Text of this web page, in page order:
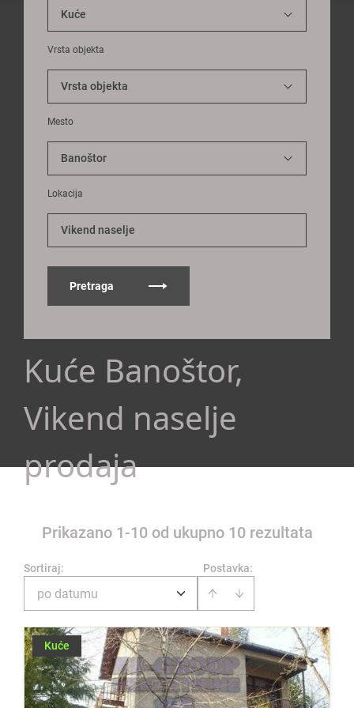
Vrsta objekta
Mesto
Lokacija
Vikend naselje
Pretraga
Kuće Banoštor,
Vikend naselje
prodaja
Prikazano 1-10 od ukupno 10 rezultata
Postavka:
Sortiraj:
po datumu
Kuće